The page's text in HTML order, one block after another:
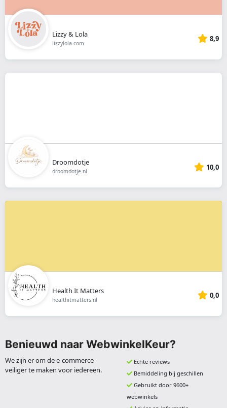
Lizzy & Lola
lizzylola.com 8,9
Droomdotje
droomdotje.nl 10,0
Health It Matters
healthitmatters.nl 0,0
Benieuwd naar WebwinkelKeur?
We zijn er om de e-commerce
veiliger te maken voor iedereen.
Echte reviews
Bemiddeling bij geschillen
Gebruikt door 9600+
webwinkels